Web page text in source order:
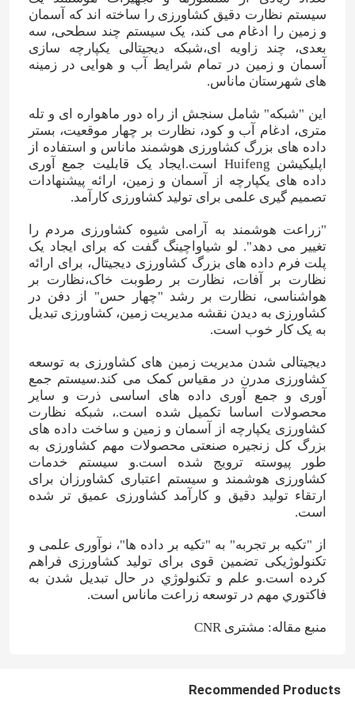
فیلم های
درباره ما
تور کارخانه
کنترل کیفیت
اخبار
موارد
اوره
کود نیتروژن پتاسیم
کود مرکب
نیترات کلسیم آمونیوم (CAN)
ملامینه
سیستم نظارت دقیق کشاورزی را ساخته اند که آسمان
و زمین را ادغام می کند، یک سیستم چند سطحی، سه
بعدی، چند زاویه ای،شبکه دیجیتالی یکپارچه سازی
آسمان و زمین در تمام شرایط آب و هوایی در زمینه
های شهرستان ماناس.
این "شبکه" شامل سنجش از راه دور ماهواره ای و تله
متری، ادغام آب و کود، نظارت بر چهار موقعیت، بستر
داده های بزرگ کشاورزی هوشمند ماناس و استفاده از
اپلیکیشن Huifeng است.ایجاد یک قابلیت جمع آوری
داده های یکپارچه از آسمان و زمین، ارائه پیشنهادات
تصمیم گیری علمی برای تولید کشاورزی کارآمد.
"زراعت هوشمند به آرامی شیوه کشاورزی مردم را
تغییر می دهد". لو شیاواچینگ گفت که برای ایجاد یک
پلت فرم داده های بزرگ کشاورزی دیجیتال، برای ارائه
نظارت بر آفات، نظارت بر رطوبت خاک،نظارت بر
هواشناسی، نظارت بر رشد "چهار حس" از دفن در
کشاورزی به دیدن نقشه مدیریت زمین، کشاورزی تبدیل
به یک کار خوب است.
دیجیتالی شدن مدیریت زمین های کشاورزی به توسعه
کشاورزی مدرن در مقیاس کمک می کند.سیستم جمع
آوری و جمع آوری داده های اساسی ذرت و سایر
محصولات اساسا تکمیل شده است.، شبکه نظارت
کشاورزی یکپارچه از آسمان و زمین و ساخت داده های
بزرگ کل زنجیره صنعتی محصولات مهم کشاورزی به
طور پیوسته ترویج شده است.و سیستم خدمات
کشاورزی هوشمند و سیستم اعتباری کشاورزان برای
ارتقاء تولید دقیق و کارآمد کشاورزی عمیق تر شده
است.
از "تکیه بر تجربه" به "تکیه بر داده ها"، نوآوری علمی و
تکنولوژیکی تضمین قوی برای تولید کشاورزی فراهم
کرده است.و علم و تکنولوژي در حال تبدیل شدن به
فاکتوري مهم در توسعه زراعت ماناس است.
منبع مقاله: مشتری CNR
Recommended Products